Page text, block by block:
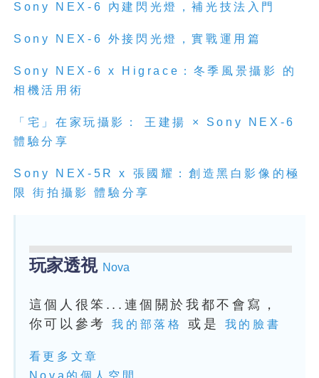
Sony NEX-6 內建閃光燈，補光技法入門
Sony NEX-6 外接閃光燈，實戰運用篇
Sony NEX-6 x Higrace：冬季風景攝影 的
相機活用術
「宅」在家玩攝影： 王建揚 × Sony NEX-6
體驗分享
Sony NEX-5R x 張國耀：創造黑白影像的極
限 街拍攝影 體驗分享
玩家透視 Nova
這個人很笨...連個關於我都不會寫，
你可以參考我的部落格 或是 我的臉書
看更多文章
Nova的個人空間